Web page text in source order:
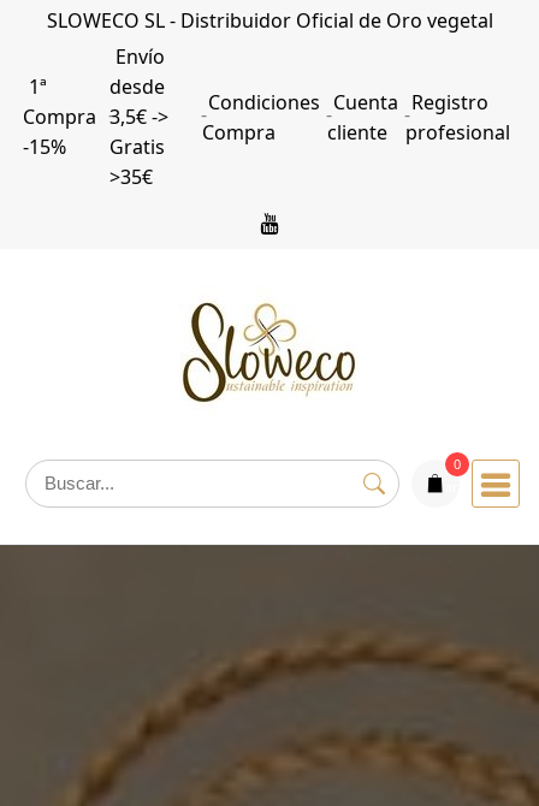
Saltar
contenido
SLOWECO SL - Distribuidor Oficial de Oro vegetal
1ª
Compra
-15%
Envío
desde
3,5€ ->
Gratis
>35€
Condiciones
Compra
Cuenta
cliente
Registro
profesional
0
articulos